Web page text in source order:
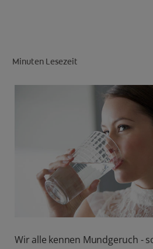
Minuten Lesezeit
Wir alle kennen Mundgeruch -